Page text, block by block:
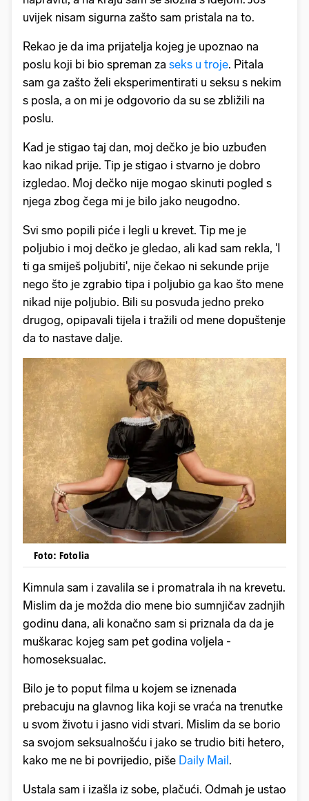
uvijek nisam sigurna zašto sam pristala na to.
Rekao je da ima prijatelja kojeg je upoznao na
poslu koji bi bio spreman za seks u troje. Pitala
sam ga zašto želi eksperimentirati u seksu s nekim
s posla, a on mi je odgovorio da su se zbližili na
poslu.
Kad je stigao taj dan, moj dečko je bio uzbuđen
kao nikad prije. Tip je stigao i stvarno je dobro
izgledao. Moj dečko nije mogao skinuti pogled s
njega zbog čega mi je bilo jako neugodno.
Svi smo popili piće i legli u krevet. Tip me je
poljubio i moj dečko je gledao, ali kad sam rekla, 'I
ti ga smiješ poljubiti', nije čekao ni sekunde prije
nego što je zgrabio tipa i poljubio ga kao što mene
nikad nije poljubio. Bili su posvuda jedno preko
drugog, opipavali tijela i tražili od mene dopuštenje
da to nastave dalje.
Foto: Fotolia
Kimnula sam i zavalila se i promatrala ih na krevetu.
Mislim da je možda dio mene bio sumnjičav zadnjih
godinu dana, ali konačno sam si priznala da da je
muškarac kojeg sam pet godina voljela -
homoseksualac.
Bilo je to poput filma u kojem se iznenada
prebacuju na glavnog lika koji se vraća na trenutke
u svom životu i jasno vidi stvari. Mislim da se borio
sa svojom seksualnošću i jako se trudio biti hetero,
kako me ne bi povrijedio, piše Daily Mail.
Ustala sam i izašla iz sobe, plačući. Odmah je ustao